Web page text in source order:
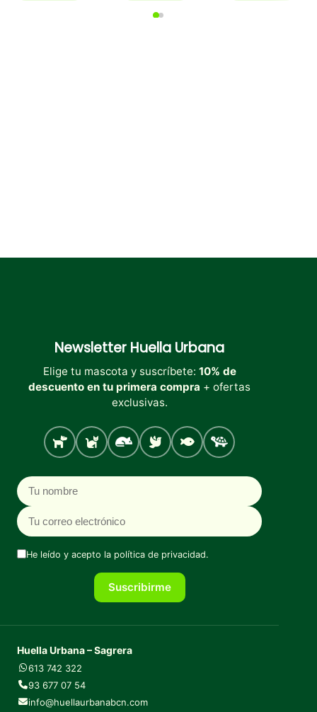
Newsletter Huella Urbana
Elige tu mascota y suscríbete: 10% de
descuento en tu primera compra + ofertas
exclusivas.
Perro Gato Roedores
Aves PecesTortugas
Nombre
Correo electrónico
He leído y acepto la política de privacidad.
Suscribirme
Huella Urbana – Sagrera
613 742 322
93 677 07 54
info@huellaurbanabcn.com